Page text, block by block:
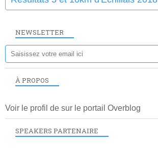
NEWSLETTER
À PROPOS
Voir le profil de sur le portail Overblog
SPEAKERS PARTENAIRE